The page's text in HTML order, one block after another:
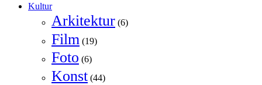
Kultur
Arkitektur (6)
Film (19)
Foto (6)
Konst (44)